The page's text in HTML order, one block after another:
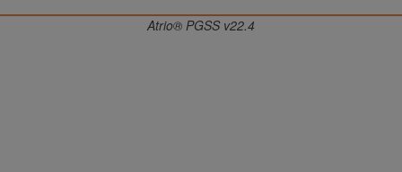
Atrio® PGSS v22.4